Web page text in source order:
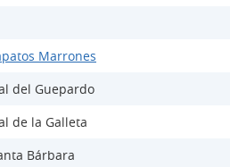
Marrones
del Guepardo
de la Galleta
Bárbara